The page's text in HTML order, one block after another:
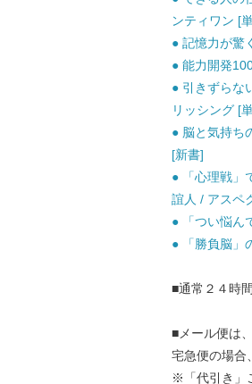
ンティワン [
● 記憶力が驚
● 能力開発
● 引きずらな
リッシング [
● 脳と気持ち
[新書]
● 「心理戦」
誼人 / アスペ
● 「つい悩ん
● 「勝負脳」
■通常２４時
■メール便は
宅急便の場合
※「代引き」